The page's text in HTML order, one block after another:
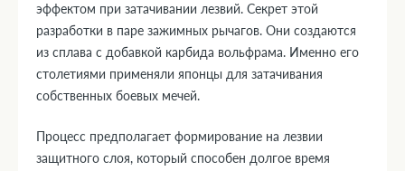
эффектом при затачивании лезвий. Секрет этой
разработки в паре зажимных рычагов. Они создаются
из сплава с добавкой карбида вольфрама. Именно его
столетиями применяли японцы для затачивания
собственных боевых мечей.
Процесс предполагает формирование на лезвии
защитного слоя, который способен долгое время